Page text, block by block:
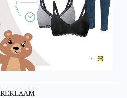
REKLAAM